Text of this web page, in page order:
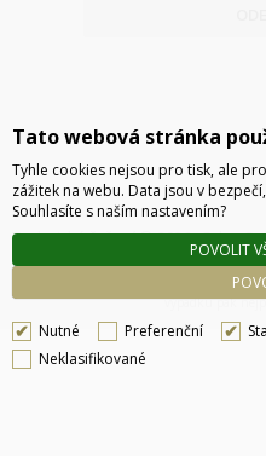
Technické řešení © 2026
Podle zákona o evidenci tržeb je
je povinen zaevidovat přijatou tržbu u
výpadku pak
Tato webová stránka
Tyhle cookies nejsou pro tisk, ale
zážitek na webu. Data jsou v
Souhlasíte s naším nastavením?
POVOLIT
Nutné Preferenční
Neklasifikované